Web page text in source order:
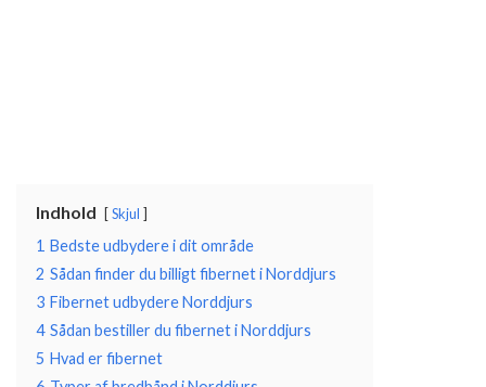
Indhold Skjul
1 Bedste udbydere i dit område
2 Sådan finder du billigt fibernet i Norddjurs
3 Fibernet udbydere Norddjurs
4 Sådan bestiller du fibernet i Norddjurs
5 Hvad er fibernet